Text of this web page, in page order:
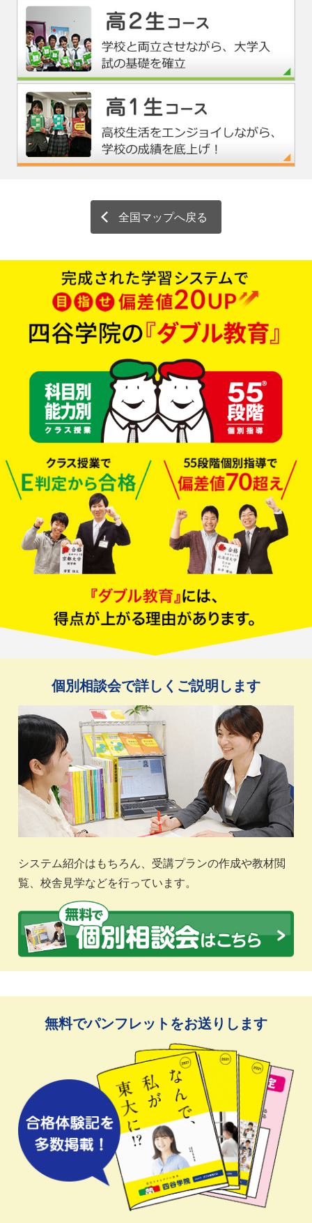
全国マップへ戻る
個別相談会で詳しくご説明します
システム紹介はもちろん、受講プランの作成や教材閲
覧、校舎見学などを行っています。
無料でパンフレットをお送りします